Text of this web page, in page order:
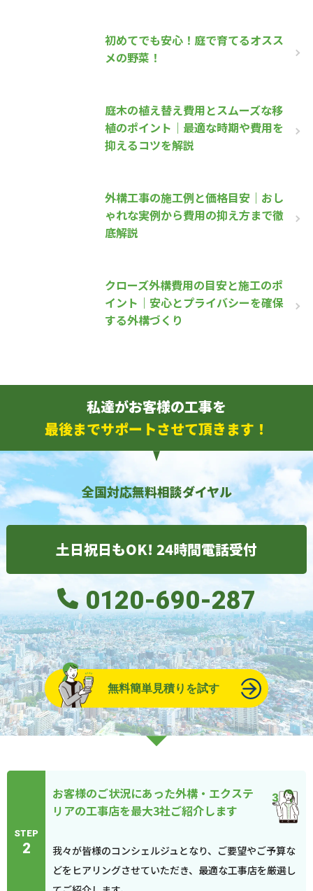
初めてでも安心！庭で育てるオスス
メの野菜！
庭木の植え替え費用とスムーズな移
植のポイント｜最適な時期や費用を
抑えるコツを解説
外構工事の施工例と価格目安｜おし
ゃれな実例から費用の抑え方まで徹
底解説
クローズ外構費用の目安と施工のポ
イント｜安心とプライバシーを確保
する外構づくり
私達がお客様の工事を
最後までサポートさせて頂きます！
全国対応無料相談ダイヤル
土日祝日もOK! 24時間電話受付
0120-690-287
無料簡単見積りを試す
STEP
2
お客様のご状況にあった外構・エクステ
リアの工事店を最大3社ご紹介します
我々が皆様のコンシェルジュとなり、ご要望やご予算な
どをヒアリングさせていただき、最適な工事店を厳選し